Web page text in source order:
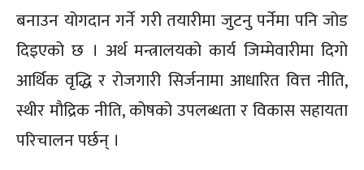
बनाउन योगदान गर्ने गरी तयारीमा जुटनु पर्नेमा पनि जोड
दिइएको छ । अर्थ मन्त्रालयको कार्य जिम्मेवारीमा दिगो
आर्थिक वृद्धि र रोजगारी सिर्जनामा आधारित वित्त नीति,
स्थीर मौद्रिक नीति, कोषको उपलब्धता र विकास सहायता
परिचालन पर्छन् ।